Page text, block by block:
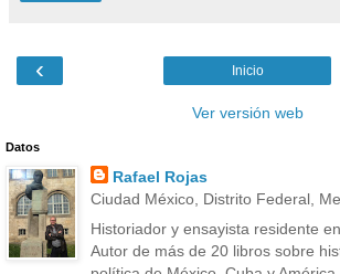
‹ Inicio
Ver versión web
Datos
Rafael Rojas
Ciudad México, Distrito Federal,
Historiador y ensayista residente
Autor de más de 20 libros sobre